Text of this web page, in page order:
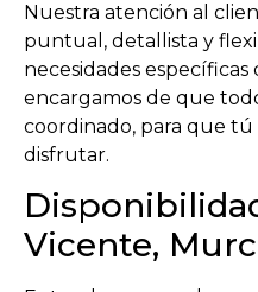
Nuestra atención al
puntual, detallista y
necesidades específicas
encargamos de que
coordinado, para que
disfrutar.
Vicente,